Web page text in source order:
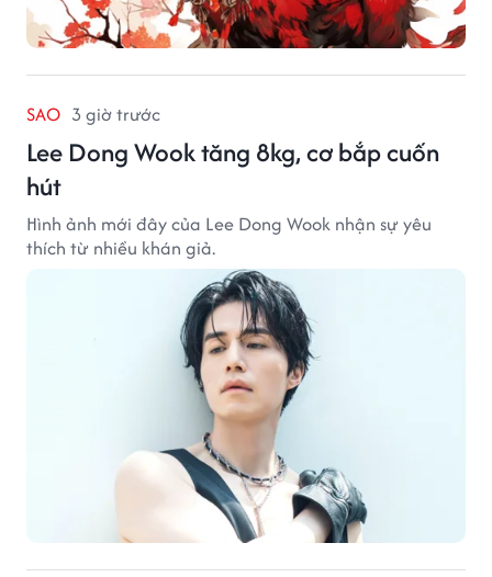
SAO 3 giờ trước
Lee Dong Wook tăng 8kg, cơ bắp cuốn
hút
Hình ảnh mới đây của Lee Dong Wook nhận sự yêu
thích từ nhiều khán giả.